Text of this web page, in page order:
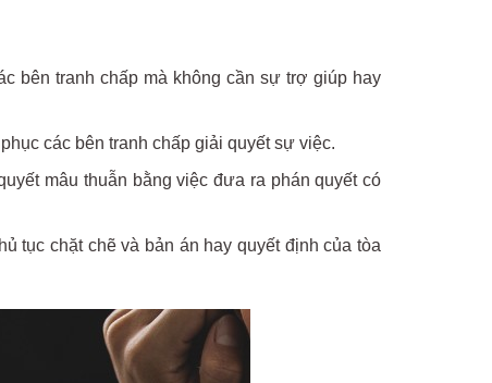
bên tranh chấp mà không cần sự trợ giúp hay
các bên tranh chấp giải quyết sự việc.
mâu thuẫn bằng việc đưa ra phán quyết có
tục chặt chẽ và bản án hay quyết định của tòa